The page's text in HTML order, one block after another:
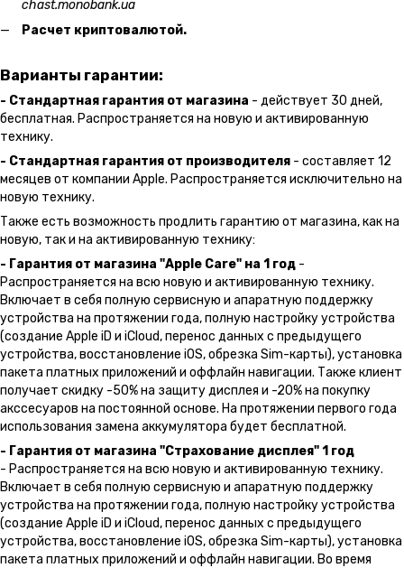
chast.monobank.ua
Расчет криптовалютой.
Варианты гарантии:
- Стандартная гарантия от магазина - действует 30 дней,
бесплатная. Распространяется на новую и активированную
технику.
- Стандартная гарантия от производителя - составляет 12
месяцев от компании Apple. Распространяется исключительно на
новую технику.
Также есть возможность продлить гарантию от магазина, как на
новую, так и на активированную технику:
- Гарантия от магазина "Apple Care" на 1 год -
Распространяется на всю новую и активированную технику.
Включает в себя полную сервисную и апаратную поддержку
устройства на протяжении года, полную настройку устройства
(создание Apple iD и iCloud, перенос данных с предыдущего
устройства, восстановление iOS, обрезка Sim-карты), установка
пакета платных приложений и оффлайн навигации. Также клиент
получает скидку -50% на защиту дисплея и -20% на покупку
акссесуаров на постоянной основе. На протяжении первого года
использования замена аккумулятора будет бесплатной.
- Гарантия от магазина "Страхование дисплея" 1 год
- Распространяется на всю новую и активированную технику.
Включает в себя полную сервисную и апаратную поддержку
устройства на протяжении года, полную настройку устройства
(создание Apple iD и iCloud, перенос данных с предыдущего
устройства, восстановление iOS, обрезка Sim-карты), установка
пакета платных приложений и оффлайн навигации. Во время